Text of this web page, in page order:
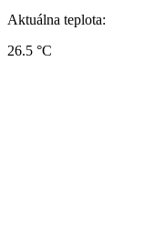
Aktuálna teplota:
26.5 °C